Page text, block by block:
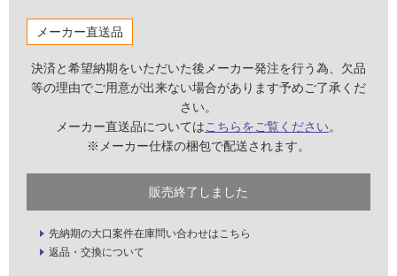
メーカー直送品
決済と希望納期をいただいた後メーカー発注を行う為、欠品
等の理由でご用意が出来ない場合があります予めご了承くだ
さい。
メーカー直送品についてはこちらをご覧ください。
※メーカー仕様の梱包で配送されます。
販売終了しました
先納期の大口案件在庫問い合わせはこちら
返品・交換について
使
用
能
使
用
能
(寒
冷